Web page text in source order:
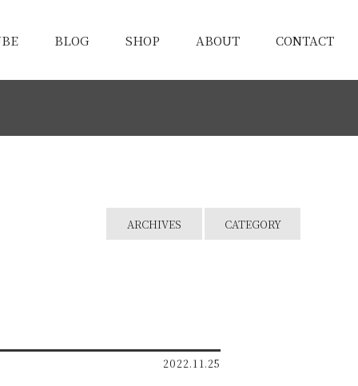
BLOG SHOP ABOUT CONTACT
CATEGORY
ARCHIVES
2022.11.25